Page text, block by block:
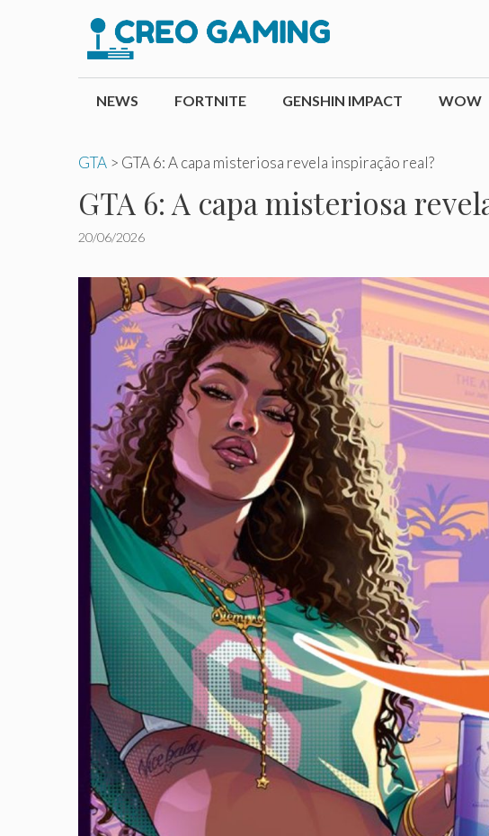
conteúdo
NEWS FORTNITE GENSHIN IMPACT WOW
GTA > GTA 6: A capa misteriosa revela inspiração real?
GTA 6: A capa misteriosa
20/06/2026